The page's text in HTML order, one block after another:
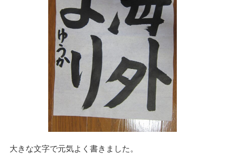
大きな文字で元気よく書きました。